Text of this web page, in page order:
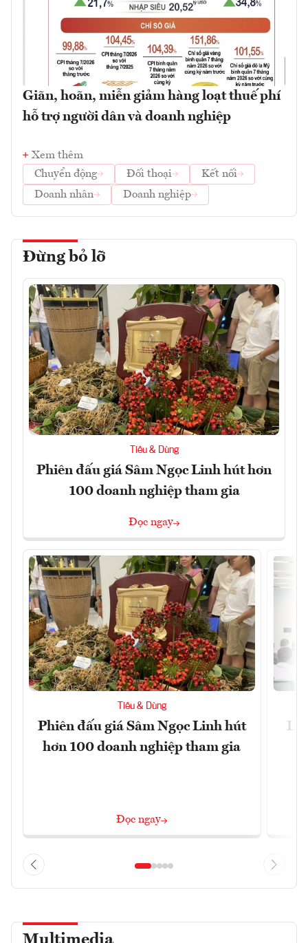
Giãn, hoãn, miễn giảm hàng loạt thuế phí
hỗ trợ người dân và doanh nghiệp
Xem thêm
Chuyển động
Đối thoại
Kết nối
Doanh nhân
Doanh nghiệp
Đừng bỏ lỡ
Tiêu & Dùng
Phiên đấu giá Sâm Ngọc Linh hút hơn
100 doanh nghiệp tham gia
Đọc ngay
Tiêu & Dùng
Phiên đấu giá Sâm Ngọc Linh hút
hơn 100 doanh nghiệp tham gia
Đọc ngay